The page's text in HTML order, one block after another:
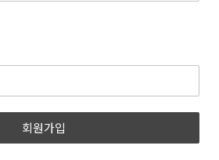
은 약관 상의 용어의 의미는 일반적인
과 상호, 영업소 소재지 주소, 대표자의
신판매업신고번호, 개인정보관리책임자
수 있도록 사이트의 초기 화면에
용목적
분 수집항목
메일
(필수) 성명, 이메일, 휴대폰
번호, 비밀번호, 직무선택
(학생, 근로자)